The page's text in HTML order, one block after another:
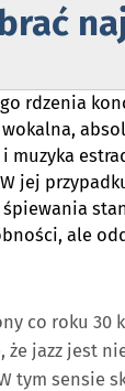
rdzenia
jej
ale
co roku 30
że jazz jest
tym sensie